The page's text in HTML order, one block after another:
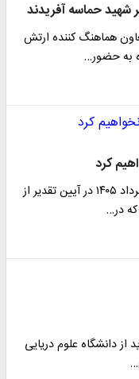
شهید حماسه آفریدند
هماهنگ کننده ارتش
به حضور…
کرد
امیر دریادار حبیب الله سیاری روز یکشنبه ۱۷ خرداد ۱۴۰۵ در آیین تقدیر از
در…
از دانشگاه علوم دریایی